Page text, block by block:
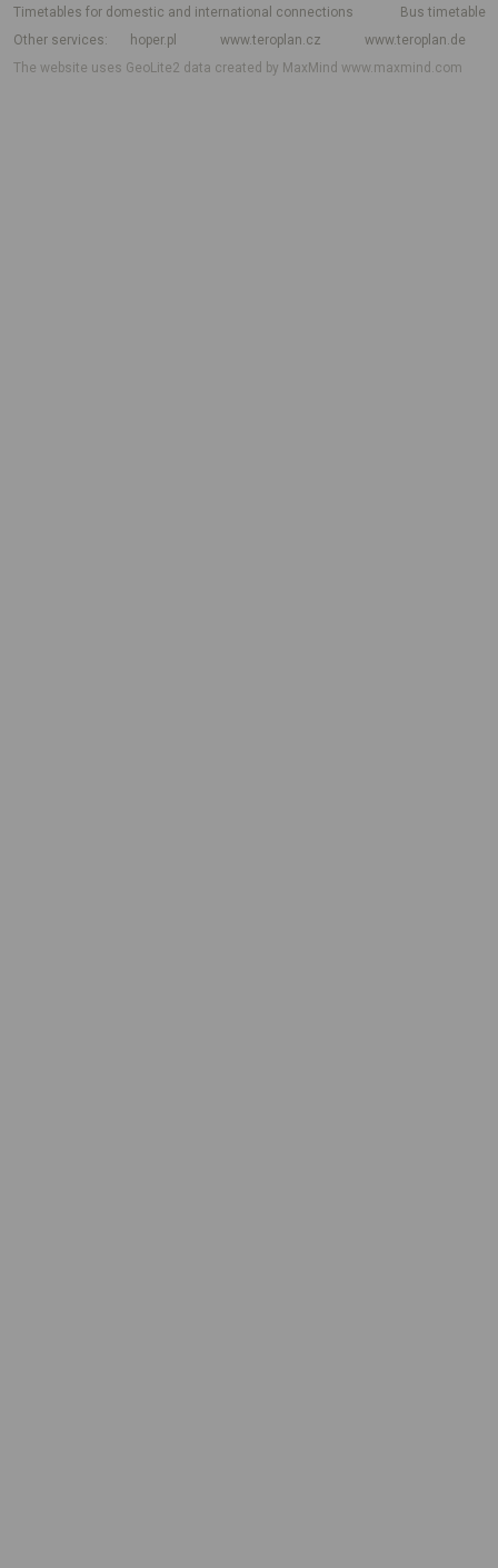
Timetables for domestic and international connections
Bus timetable
Other services
hoper.pl www.teroplan.cz
www.teroplan.de
The website uses GeoLite2 data created by MaxMindwww.maxmind.com